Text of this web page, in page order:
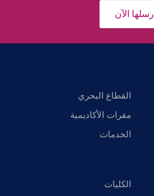
أرسلها الآن
القطاع البحري
مقرات الأكاديمية
الخدمات
الكليات